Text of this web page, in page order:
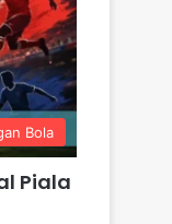
Bola
Piala